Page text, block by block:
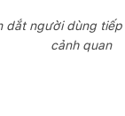
người dùng
cảnh quan